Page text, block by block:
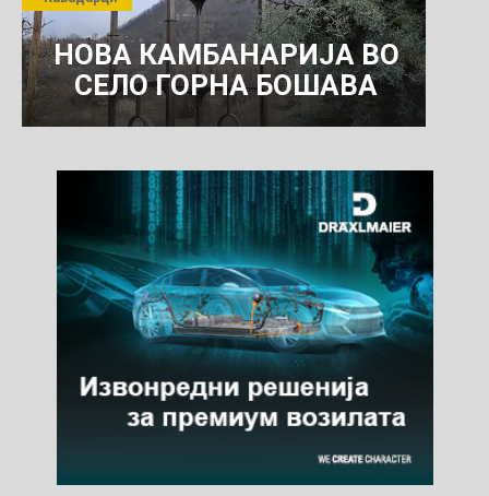
КОМУНАЛНО УСЛУГИ
НОВА КАМБАНАРИЈА ВО
СЕЛО ГОРНА БОШАВА